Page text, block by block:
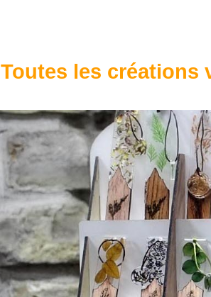
Toutes les créations